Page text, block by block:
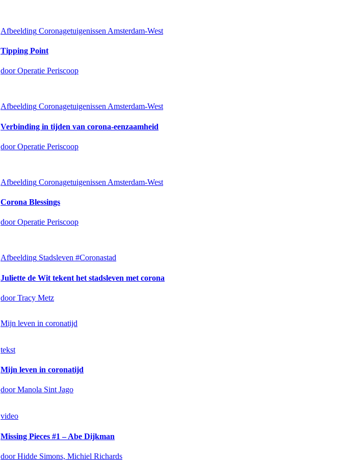
Afbeelding Coronagetuigenissen Amsterdam-West
Tipping Point
door Operatie Periscoop
Afbeelding Coronagetuigenissen Amsterdam-West
Verbinding in tijden van corona-eenzaamheid
door Operatie Periscoop
Afbeelding Coronagetuigenissen Amsterdam-West
Corona Blessings
door Operatie Periscoop
Afbeelding Stadsleven #Coronastad
Juliette de Wit tekent het stadsleven met corona
door Tracy Metz
Mijn leven in coronatijd
tekst
Mijn leven in coronatijd
door Manola Sint Jago
video
Missing Pieces #1 – Abe Dijkman
door Hidde Simons, Michiel Richards